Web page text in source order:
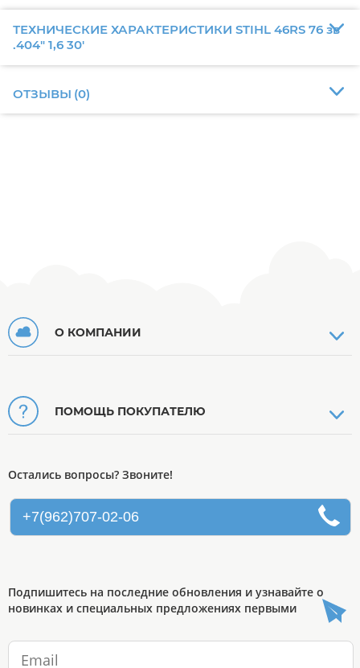
ТЕХНИЧЕСКИЕ ХАРАКТЕРИСТИКИ STIHL 46RS 76 зв
.404" 1,6 30'
ОТЗЫВЫ (0)
О КОМПАНИИ
ПОМОЩЬ ПОКУПАТЕЛЮ
Остались вопросы? Звоните!
+7(962)707-02-06
Подпишитесь на последние обновления и узнавайте о
новинках и специальных предложениях первыми